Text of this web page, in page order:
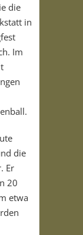
die
in
Im
die
Er
20
etwa